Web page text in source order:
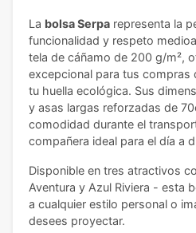
La bolsa Serpa representa la
funcionalidad y respeto
tela de cáñamo de 200 g/m²,
excepcional para tus compras
tu huella ecológica. Sus
y asas largas reforzadas de
comodidad durante el
compañera ideal para el día a
Disponible en tres atractivos
Aventura y Azul Riviera - esta
a cualquier estilo personal o
desees proyectar.